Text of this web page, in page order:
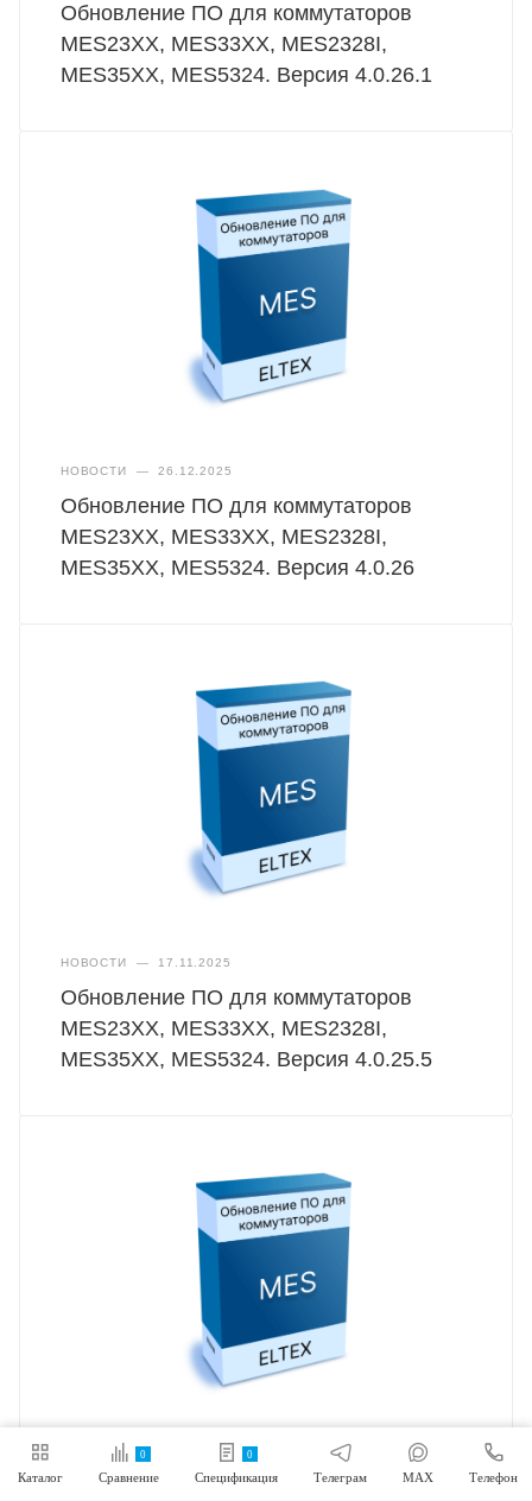
Обновление ПО для коммутаторов
MES23XX, MES33XX, MES2328I,
MES35XX, MES5324. Версия 4.0.26.1
НОВОСТИ — 26.12.2025
Обновление ПО для коммутаторов
MES23XX, MES33XX, MES2328I,
MES35XX, MES5324. Версия 4.0.26
НОВОСТИ — 17.11.2025
Обновление ПО для коммутаторов
MES23XX, MES33XX, MES2328I,
MES35XX, MES5324. Версия 4.0.25.5
НОВОСТИ — 24.09.2025
Обновление ПО для коммутаторов
Каталог
0
Сравнение
0
Спецификация Телеграм MAX Телефон